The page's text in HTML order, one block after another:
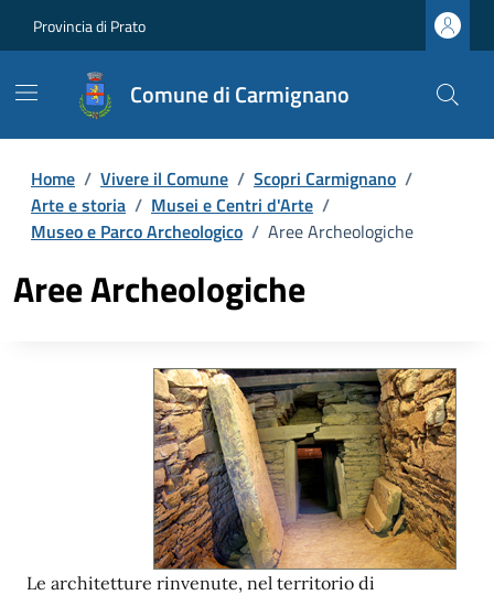
Provincia di Prato
Comune di Carmignano
Home / Vivere il Comune / Scopri Carmignano /
Arte e storia / Musei e Centri d'Arte /
Museo e Parco Archeologico / Aree Archeologiche
Aree Archeologiche
Le architetture rinvenute, nel territorio di